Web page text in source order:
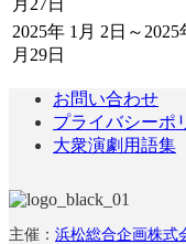
月27日
2025年 1月 2日～2025
月29日
お問い合わせ
プライバシーポ
大衆演劇用語集
主催： 浜松総合企画株式